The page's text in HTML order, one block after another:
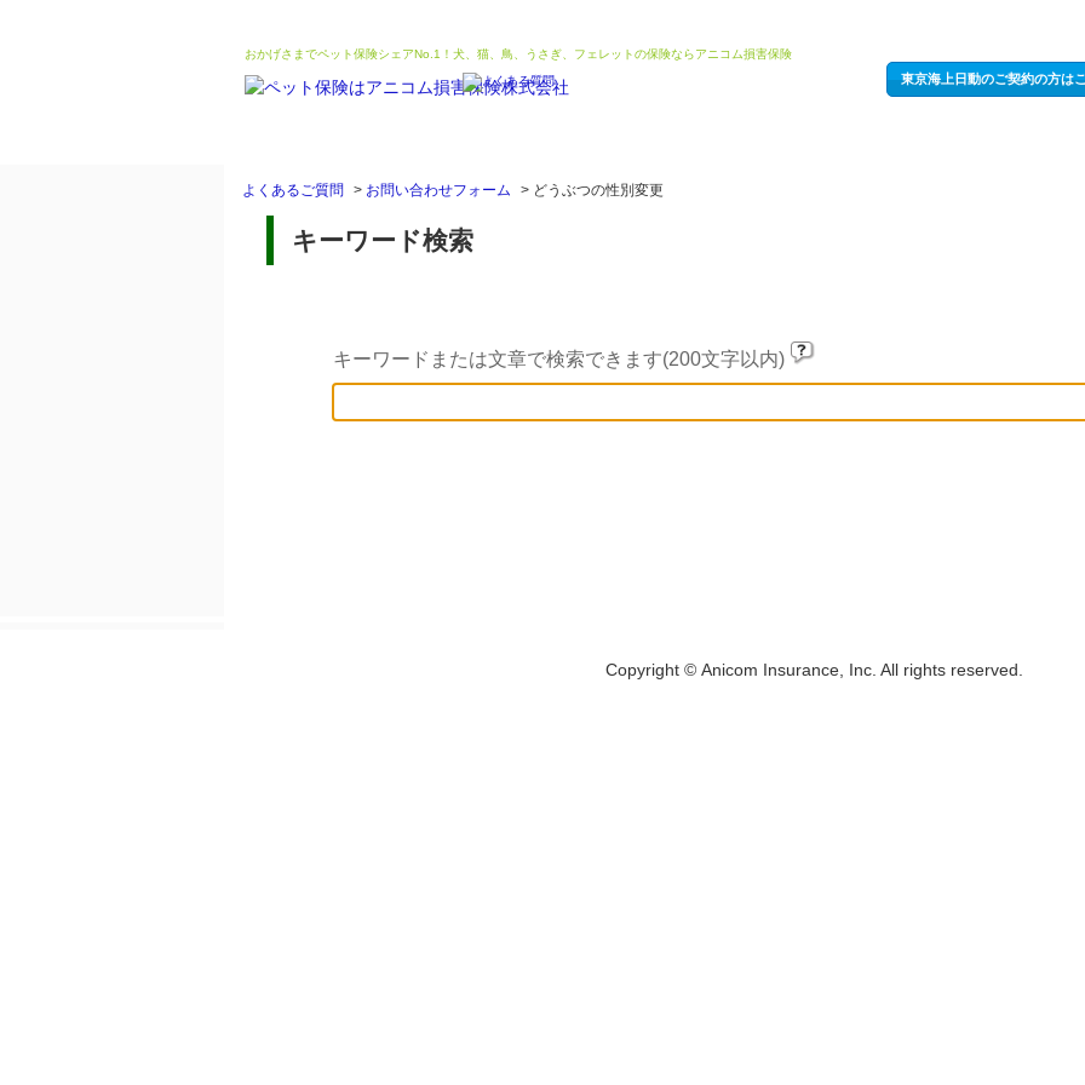
おかげさまでペット保険シェアNo.1！犬、猫、鳥、うさぎ、フェレットの保険ならアニコム損害保険
東京海上日動のご契約の方は
よくあるご質問 > お問い合わせフォーム > どうぶつの性別変更
キーワード検索
キーワードまたは文章で検索できます(200文字以内)
Copyright © Anicom Insurance, Inc. All rights reserved.